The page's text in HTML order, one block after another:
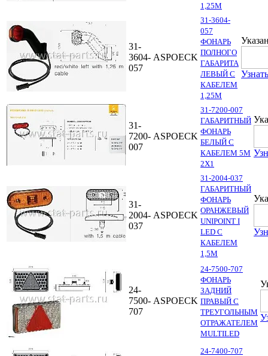
1,25М
31-
3604-
057
ASPOECK
31-3604-
057
ФОНАРЬ
ПОЛНОГО
ГАБАРИТА
ЛЕВЫЙ С
КАБЕЛЕМ
1,25М
31-
7200-
007
ASPOECK
31-7200-007
ГАБАРИТНЫЙ
ФОНАРЬ
БЕЛЫЙ С
КАБЕЛЕМ 5М
2Х1
31-
2004-
037
ASPOECK
31-2004-037
ГАБАРИТНЫЙ
ФОНАРЬ
ОРАНЖЕВЫЙ
UNIPOINT I
LED С
КАБЕЛЕМ
1,5М
24-
7500-
707
ASPOECK
24-7500-707
ФОНАРЬ
ЗАДНИЙ
ПРАВЫЙ С
ТРЕУГОЛЬНЫМ
ОТРАЖАТЕЛЕМ
MULTILED
24-7400-707